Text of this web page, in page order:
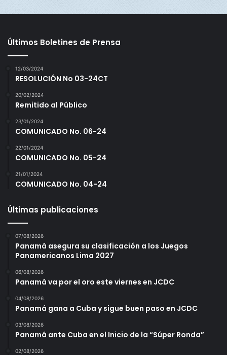
puntos de promedio.
promedio.
_ Campo Corto: Eduardo Thomas de Metro con .985
puntos de promedio.
_ Jardín Central: Leonardo Burgos de Panamá Oeste con
1.000 puntos de promedio.
_ Jardín Derecho: Javier Domínguez de Los Santos con
1.000 puntos de promedio.
Últimos Boletines de Prensa
12/03/2024
RESOLUCIÓN No 03-24CT
20/02/2024
Remitido al Público
23/01/2024
COMUNICADO No. 06-24
22/01/2024
COMUNICADO No. 05-24
21/01/2024
COMUNICADO No. 04-24
Últimas publicaciones
07/08/2026
Panamá asegura su clasificación a los Juegos
Panamericanos Lima 2027
06/08/2026
Panamá va por el oro este viernes en JCDC
04/08/2026
Panamá gana a Cuba y sigue buen paso en JCDC
03/08/2026
Panamá ante Cuba en el Inicio de la “Súper Ronda”
02/08/2026